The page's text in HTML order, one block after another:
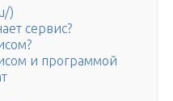
)
сервис?
и программой